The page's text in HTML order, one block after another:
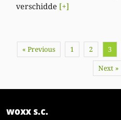
verschidde [+]
« Previous 1 2 3
Next »
woxx s.c.